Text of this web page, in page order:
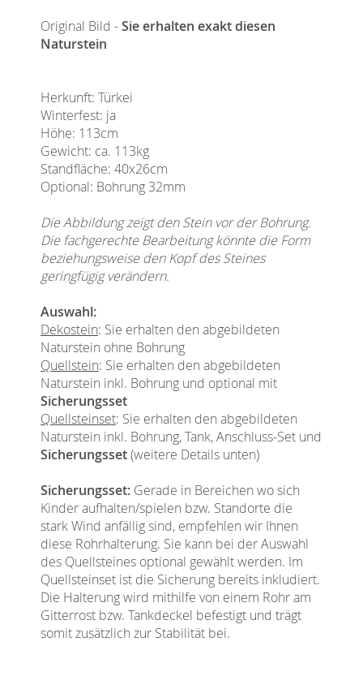
Original Bild -Sie erhalten exakt diesen
Naturstein
Herkunft: Türkei
Winterfest: ja
Höhe: 113cm
Gewicht: ca. 113kg
Standfläche: 40x26cm
Optional: Bohrung 32mm
Die Abbildung zeigt den Stein vor der Bohrung.
Die fachgerechte Bearbeitung könnte die Form
beziehungsweise den Kopf des Steines
geringfügig verändern.
Auswahl:
Dekostein: Sie erhalten den abgebildeten
Naturstein ohne Bohrung
Quellstein: Sie erhalten den abgebildeten
Naturstein inkl. Bohrung und optional mit
Sicherungsset
Quellsteinset: Sie erhalten den abgebildeten
Naturstein inkl. Bohrung, Tank, Anschluss-Set und
Sicherungsset(weitere Details unten)
Sicherungsset: Gerade in Bereichen wo sich
Kinder aufhalten/spielen bzw. Standorte die
stark Wind anfällig sind, empfehlen wir Ihnen
diese Rohrhalterung. Sie kann bei der Auswahl
des Quellsteines optional gewählt werden. Im
Quellsteinset ist die Sicherung bereits inkludiert.
Die Halterung wird mithilfe von einem Rohr am
Gitterrost bzw. Tankdeckel befestigt und trägt
somit zusätzlich zur Stabilität bei.